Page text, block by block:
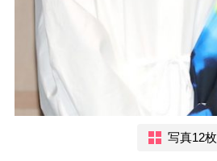
写真12枚